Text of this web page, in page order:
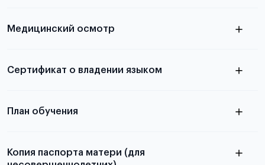
принимаются
Медицинский осмотр
Для примеров заполнения и пустых
Сертификат о владении языком
План обучения
Копия паспорта матери (для